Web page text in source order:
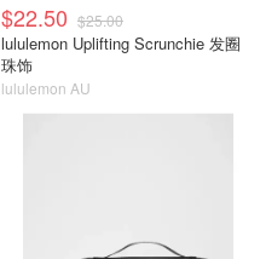
$22.50 $25.00
lululemon Uplifting Scrunchie 发圈
珠饰
lululemon AU